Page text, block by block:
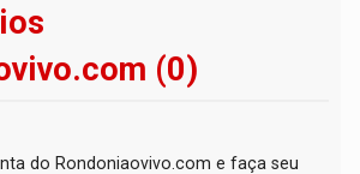
(0)
do Rondoniaovivo.com e faça seu